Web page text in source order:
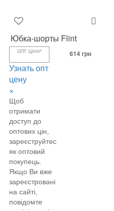
Юбка-шорты Flint
ОПТ ЦІНА*
Узнать опт
цену
×
Щоб
отримати
доступ до
оптових цін,
зареєструйтеся
як оптовий
покупець.
Якщо Ви вже
зареєстровані
на сайті,
повідомте
614 грн